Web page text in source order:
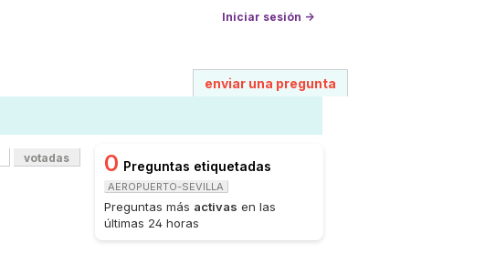
Iniciar sesión →
enviar una pregunta
votadas 0 Preguntas etiquetadas
AEROPUERTO-SEVILLA
Preguntas más activas en las
últimas 24 horas